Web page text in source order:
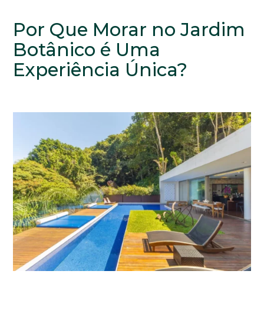
Por Que Morar no Jardim
Botânico é Uma
Experiência Única?